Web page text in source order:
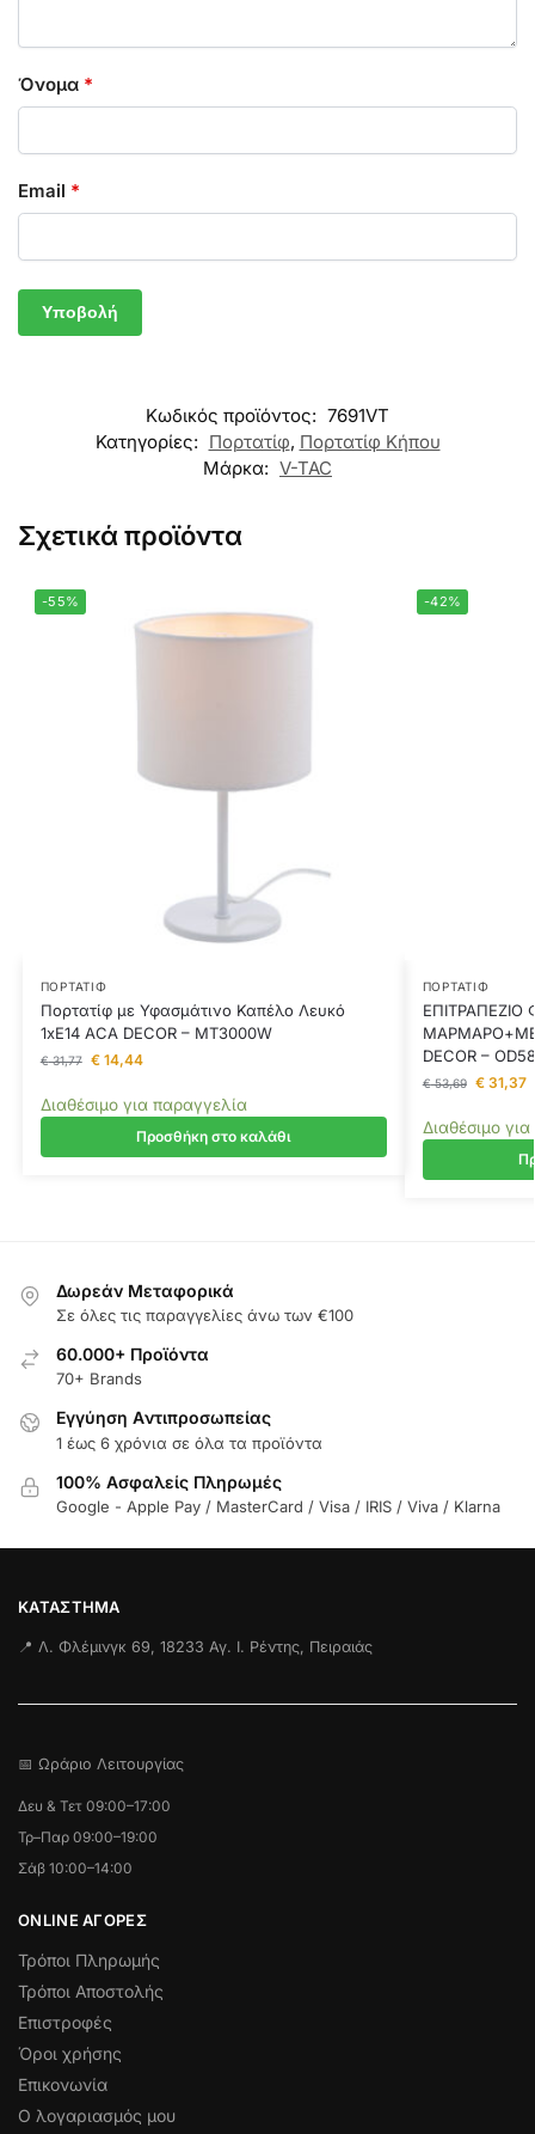
Όνομα *
Email *
Κωδικός προϊόντος: 7691VT
Κατηγορίες: Πορτατίφ, Πορτατίφ Κήπου
Μάρκα: V-TAC
Σχετικά προϊόντα
-55%
ΠΟΡΤΑΤΊΦ
Πορτατίφ με Υφασμάτινο Καπέλο Λευκό
1xE14 ACA DECOR – MT3000W
€31,77 €14,44
Διαθέσιμο για παραγγελία
Προσθήκη στο καλάθι
-42%
ΠΟΡΤΑΤΊΦ
ΕΠΙΤΡΑΠΕΖΙΟ
DECOR –
€53,69 €31,37
Διαθέσιμο
Δωρεάν Μεταφορικά
Σε όλες τις παραγγελίες άνω των €100
60.000+ Προϊόντα
70+ Brands
Εγγύηση Aντιπροσωπείας
1 έως 6 χρόνια σε όλα τα προϊόντα
100% Ασφαλείς Πληρωμές
Google - Apple Pay / MasterCard / Visa / IRIS / Viva / Klarna
ΚΑΤΆΣΤΗΜΑ
📍 Λ. Φλέμινγκ 69, 18233 Αγ. Ι. Ρέντης, Πειραιάς
📅 Ωράριο Λειτουργίας
Δευ & Τετ 09:00–17:00
Τρ–Παρ 09:00–19:00
Σάβ 10:00–14:00
ONLINE ΑΓΟΡΕΣ
Τρόποι Πληρωμής
Τρόποι Αποστολής
Επιστροφές
Όροι χρήσης
Επικονωνία
Ο λογαριασμός μου